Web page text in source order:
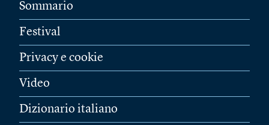
Sommario
Festival
Privacy e cookie
Video
Dizionario italiano